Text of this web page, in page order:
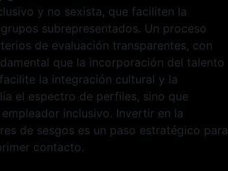
y no sexista, que faciliten la
subrepresentados. Un proceso
de evaluación transparentes, con
que la incorporación del talento
la integración cultural y la
el espectro de perfiles, sino que
inclusivo. Invertir en la
de sesgos es un paso estratégico para
contacto.